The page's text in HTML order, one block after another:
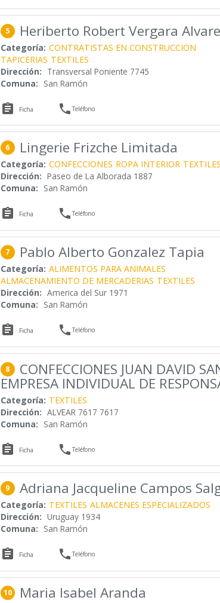
5 Heriberto Robert Vergara
Categoría: CONTRATISTAS EN CONSTRUCCION
TAPICERIAS TEXTILES
Dirección: Transversal Poniente 7745
Comuna: San Ramón
 Ficha Teléfono
6 Lingerie Frizche Limitada
Categoría: CONFECCIONES ROPA INTERIOR TEXTILES
Dirección: Paseo de La Alborada 1887
Comuna: San Ramón
 Ficha Teléfono
7 Pablo Alberto Gonzalez Tapia
Categoría: ALIMENTOS PARA ANIMALES
ALMACENAMIENTO DE MERCADERIAS TEXTILES
Dirección: America del Sur 1971
Comuna: San Ramón
 Ficha Teléfono
8 CONFECCIONES JUAN DAVID
EMPRESA INDIVIDUAL DE
Categoría: TEXTILES
Dirección: ALVEAR 7617 7617
Comuna: San Ramón
 Ficha Teléfono
9 Adriana Jacqueline Campos
Categoría: TEXTILES ALMACENES ESPECIALIZADOS
Dirección: Uruguay 1934
Comuna: San Ramón
 Ficha Teléfono
10 Maria Isabel Aranda